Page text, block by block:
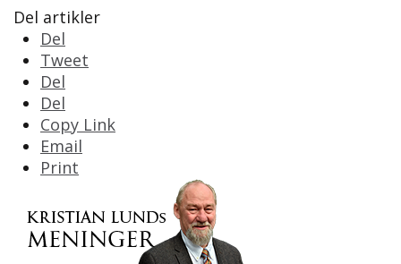
Del artikler
Del
Tweet
Del
Del
Copy Link
Email
Print